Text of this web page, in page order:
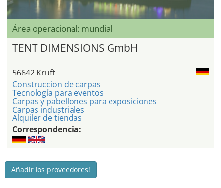
Área operacional: mundial
TENT DIMENSIONS GmbH
56642 Kruft
Construccion de carpas
Tecnología para eventos
Carpas y pabellones para exposiciones
Carpas industriales
Alquiler de tiendas
Correspondencia:
Añadir los proveedores!